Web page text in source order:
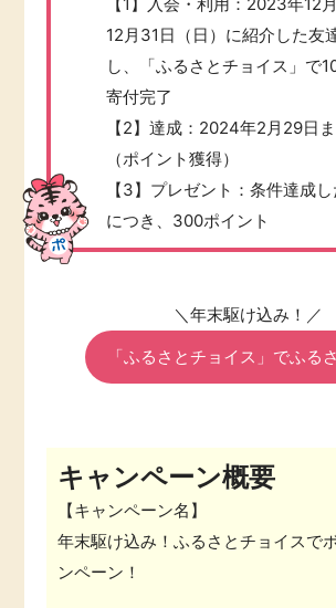
【1】入会・利用：2023年12
12月31日（日）に紹介した友
し、「ふるさとチョイス」で
寄付完了
【2】達成：2024年2月29日
（ポイント獲得）
【3】プレゼント：条件達成
につき、300ポイント
＼年末駆け込み！／
「ふるさとチョイス」でふる
キャンペーン概要
【キャンペーン名】
年末駆け込み！ふるさとチョイスで
ンペーン！